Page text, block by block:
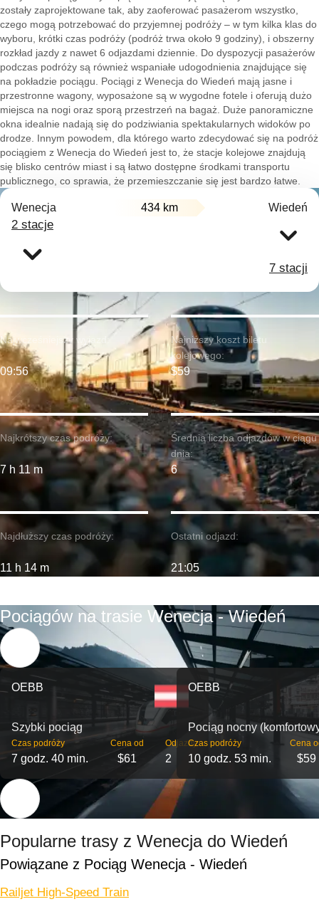
zostały zaprojektowane tak, aby zaoferować pasażerom wszystko,
czego mogą potrzebować do przyjemnej podróży – w tym kilka klas do
wyboru, krótki czas podróży (podróż trwa około 9 godziny), i obszerny
rozkład jazdy z nawet 6 odjazdami dziennie. Do dyspozycji pasażerów
podczas podróży są również wspaniałe udogodnienia znajdujące się
na pokładzie pociągu. Pociągi z Wenecja do Wiedeń mają jasne i
przestronne wagony, wyposażone są w wygodne fotele i oferują dużo
miejsca na nogi oraz sporą przestrzeń na bagaż. Duże panoramiczne
okna idealnie nadają się do podziwiania spektakularnych widoków po
drodze. Innym powodem, dla którego warto zdecydować się na podróż
pociągiem z Wenecja do Wiedeń jest to, że stacje kolejowe znajdują
się blisko centrów miast i są łatwo dostępne środkami transportu
publicznego, co sprawia, że przemieszczanie się jest bardzo łatwe.
Wenecja 434 km Wiedeń
2 stacje
7 stacji
Najkrótszy czas podróży:
7 h 11 m
Najwcześniejszy wyjazd:
09:56
Najdłuższy czas podróży:
11 h 14 m
Najniższy koszt biletu
kolejowego:
$59
Średnia liczba odjazdów w ciągu
dnia:
6
Ostatni odjazd:
21:05
Pociągów na trasie Wenecja - Wiedeń
OEBB
Szybki pociąg
Czas podróży
7 godz. 40 min.
Cena od
$61
Odjazdy
2
OEBB
Pociąg nocny
Czas podróży
10 godz. 53 min.
Cena
$59
Popularne trasy z Wenecja do Wiedeń
Powiązane z Pociąg Wenecja - Wiedeń
Railjet High-Speed Train